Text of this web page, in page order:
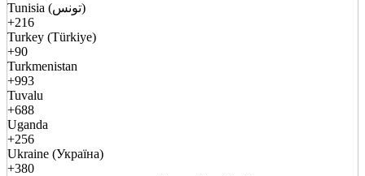
Tunisia (تونس)
+216
Turkey (Türkiye)
+90
Turkmenistan
+993
Tuvalu
+688
Uganda
+256
Ukraine (Україна)
+380